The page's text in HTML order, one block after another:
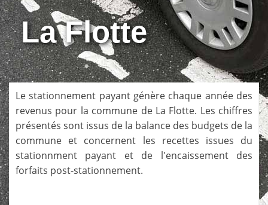
La Flotte
Le stationnement payant génère chaque année des
revenus pour la commune de La Flotte. Les chiffres
présentés sont issus de la balance des budgets de la
commune et concernent les recettes issues du
stationnment payant et de l'encaissement des
forfaits post-stationnement.